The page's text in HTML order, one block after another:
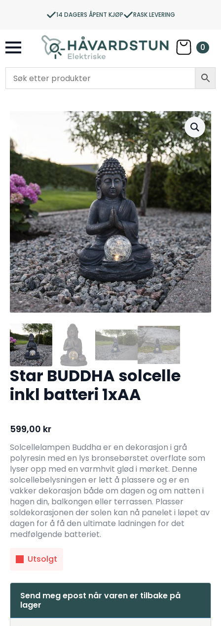
14 DAGERS ÅPENT KJØP RASK LEVERING
0
Star BUDDHA solcelle
inkl batteri 1xAA
599,00 kr
Solcellelampen Buddha er en dekorasjon i grå
polyresin med en lys bronsebørstet overflate som
lyser opp med en varmhvit glød i mørket. Denne
solcellebelysningen er lett å plassere og er en
vakker dekorasjon både om dagen og om natten i
hagen din, balkongen eller terrassen. Plasser
soldekorasjonen der solen kan nå panelet i løpet av
dagen for å få den ultimate ladningen for det
medfølgende batteriet.
Utsolgt
Send meg epost når varen er tilbake på
lager